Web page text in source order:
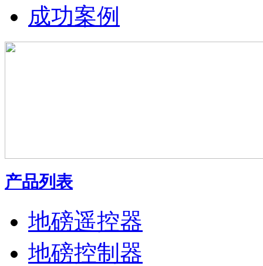
成功案例
产品列表
地磅遥控器
地磅控制器